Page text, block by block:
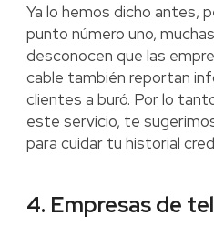
Ya lo hemos dicho antes,
punto número uno,
desconocen que las
cable también reportan
clientes a buró. Por lo
este servicio, te
para cuidar tu historial
4. Empresas de